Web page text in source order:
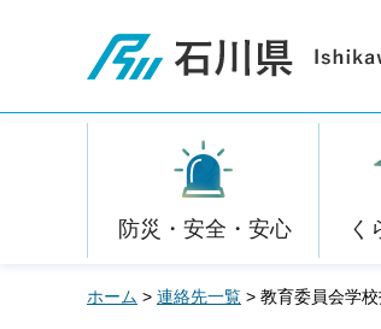
石川県
防災・安全・安心 く
ホーム > 連絡先一覧 > 教育委員会学